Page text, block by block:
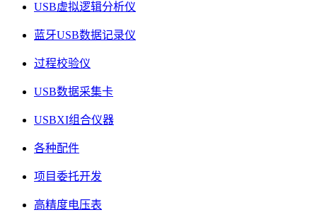
USB虚拟逻辑分析仪
蓝牙USB数据记录仪
过程校验仪
USB数据采集卡
USBXI组合仪器
各种配件
项目委托开发
高精度电压表